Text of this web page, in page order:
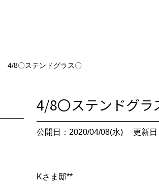
4/8〇ステンドグラス〇
4/8〇ステンドグラ
公開日：2020/04/08(水) 更新
Kさま邸**